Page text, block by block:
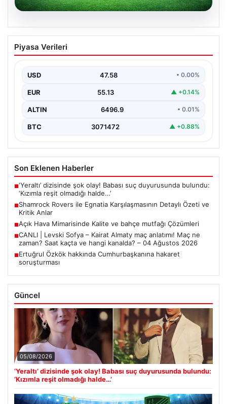
Shamrock Rovers ile Egnatia
Karşılaşmasının Detaylı Özeti ve Kritik
İrlanda temsilcisi Shamrock Rovers, Avrupa kupaları
bir…
Piyasa Verileri
USD 47.58 • 0.00%
EUR 55.13 ▲ +0.14%
ALTIN 6496.9 • 0.01%
BTC 3071472 ▲ +0.88%
Son Eklenen Haberler
■‘Yeraltı’ dizisinde şok olay! Babası suç duyurusunda bulundu:
‘Kızımla reşit olmadığı halde…’
■Shamrock Rovers ile Egnatia Karşılaşmasının Detaylı Özeti ve
Kritik Anlar
■Açık Hava Mimarisinde Kalite ve bahçe mutfağı Çözümleri
■CANLI | Levski Sofya – Kairat Almaty maç anlatımı! Maç ne
zaman? Saat kaçta ve hangi kanalda? – 04 Ağustos 2026
■Ertuğrul Özkök hakkında Cumhurbaşkanına hakaret
soruşturması
Güncel
05/08/2026
‘Yeraltı’ dizisinde şok olay! Babası suç duyurusunda bulundu:
‘Kızımla reşit olmadığı halde…’